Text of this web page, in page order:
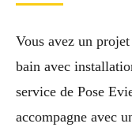
Vous avez un
bain avec
service de Pose
accompagne avec